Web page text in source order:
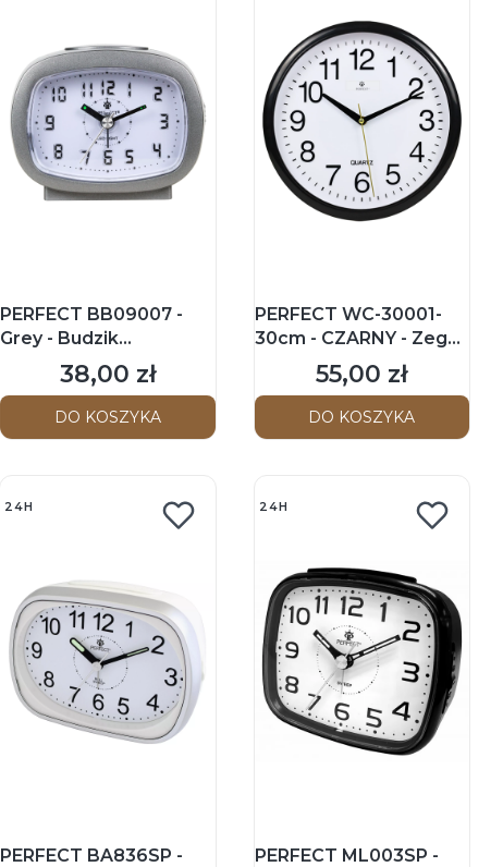
PERFECT BB09007 -
Grey - Budzik
wskazówkowy
Cena
38,00 zł
DO KOSZYKA
PERFECT WC-30001-
30cm - CZARNY - Zegar
ściennyCena
55,00 zł
DO KOSZYKA
24H
PERFECT BA836SP -
24H
PERFECT ML003SP -